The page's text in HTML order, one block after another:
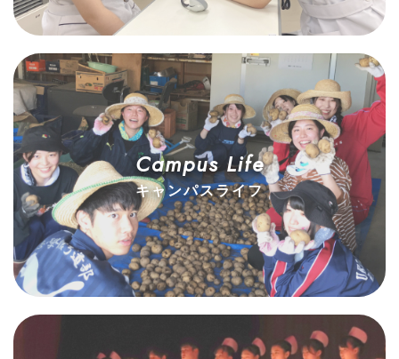
Campus Life
キャンパスライフ